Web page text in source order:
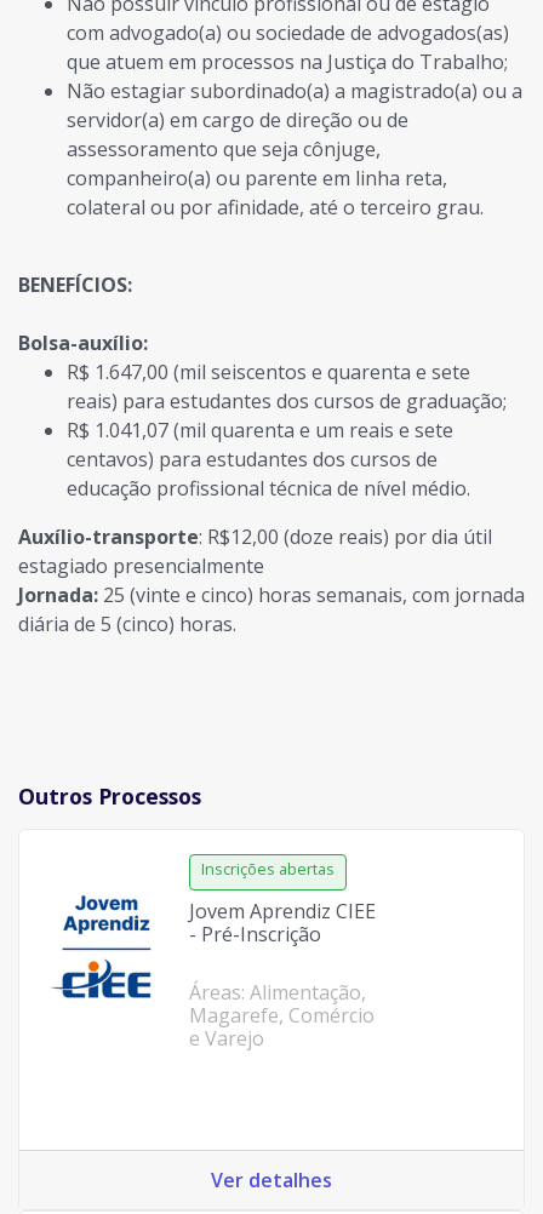
com advogado(a) ou sociedade de advogados(as)
que atuem em processos na Justiça do Trabalho;
Não estagiar subordinado(a) a magistrado(a) ou a
servidor(a) em cargo de direção ou de
assessoramento que seja cônjuge,
companheiro(a) ou parente em linha reta,
colateral ou por afinidade, até o terceiro grau.
BENEFÍCIOS:
Bolsa-auxílio:
R$ 1.647,00 (mil seiscentos e quarenta e sete
reais) para estudantes dos cursos de graduação;
R$ 1.041,07 (mil quarenta e um reais e sete
centavos) para estudantes dos cursos de
educação profissional técnica de nível médio.
Auxílio-transporte: R$12,00 (doze reais) por dia útil
estagiado presencialmente
Jornada: 25 (vinte e cinco) horas semanais, com jornada
diária de 5 (cinco) horas.
Outros Processos
Jovem Aprendiz CIEE
- Pré-Inscrição
Áreas: Alimentação,
Magarefe, Comércio
e Varejo
Ver detalhes